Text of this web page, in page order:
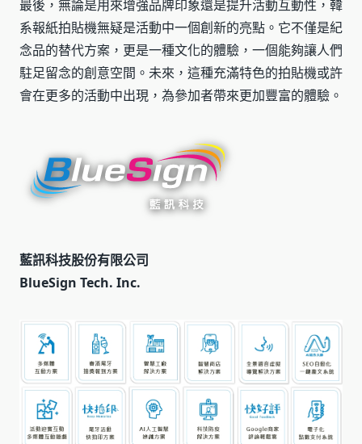
最後，無論是用來增強品牌印象還是提升活動互動性，韓
系報紙拍貼機無疑是活動中一個創新的亮點。它不僅是紀
念品的替代方案，更是一種文化的體驗，一個能夠讓人們
駐足留念的創意空間。未來，這種充滿特色的拍貼機或許
會在更多的活動中出現，為參加者帶來更加豐富的體驗。
藍訊科技股份有限公司
BlueSign Tech. Inc.